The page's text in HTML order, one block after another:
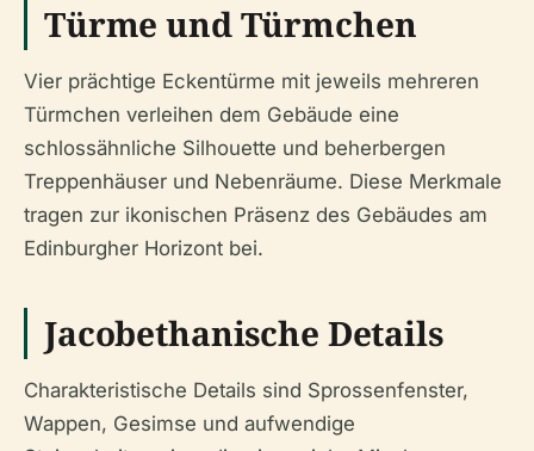
Türme und Türmchen
Vier prächtige Eckentürme mit jeweils mehreren
Türmchen verleihen dem Gebäude eine
schlossähnliche Silhouette und beherbergen
Treppenhäuser und Nebenräume. Diese Merkmale
tragen zur ikonischen Präsenz des Gebäudes am
Edinburgher Horizont bei.
Jacobethanische Details
Charakteristische Details sind Sprossenfenster,
Wappen, Gesimse und aufwendige